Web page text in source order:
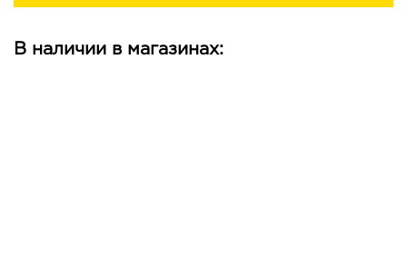
В наличии в магазинах: